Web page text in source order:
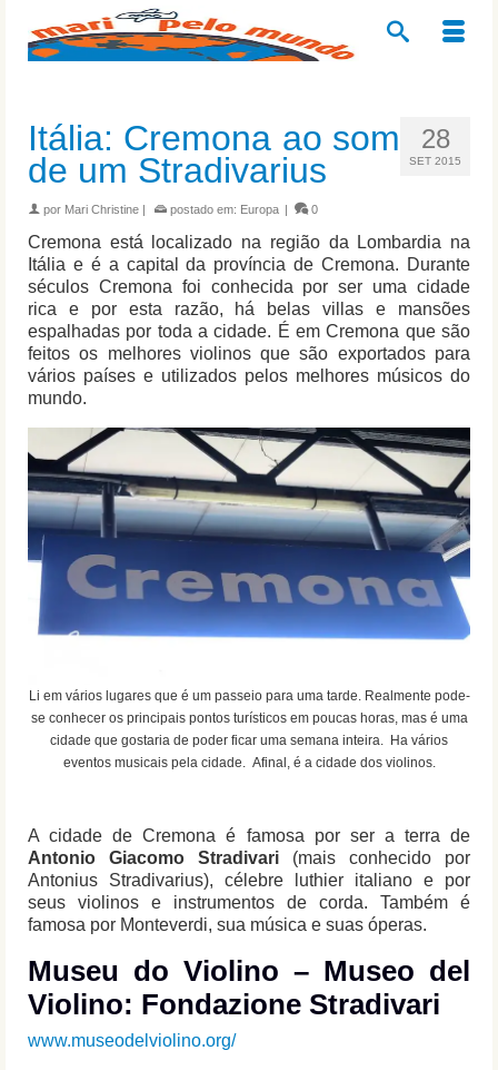
28
SET 2015
Itália: Cremona ao som
de um Stradivarius
por Mari Christine | postado em: Europa | 0
Cremona está localizado na região da Lombardia na
Itália e é a capital da província de Cremona. Durante
séculos Cremona foi conhecida por ser uma cidade
rica e por esta razão, há belas villas e mansões
espalhadas por toda a cidade. É em Cremona que são
feitos os melhores violinos que são exportados para
vários países e utilizados pelos melhores músicos do
mundo.
Li em vários lugares que é um passeio para uma tarde. Realmente pode-
se conhecer os principais pontos turísticos em poucas horas, mas é uma
cidade que gostaria de poder ficar uma semana inteira. Ha vários
eventos musicais pela cidade. Afinal, é a cidade dos violinos.
A cidade de Cremona é famosa por ser a terra de
Antonio Giacomo Stradivari (mais conhecido por
Antonius Stradivarius), célebre luthier italiano e por
seus violinos e instrumentos de corda. Também é
famosa por Monteverdi, sua música e suas óperas.
Museu do Violino – Museo del
Violino: Fondazione Stradivari
www.museodelviolino.org/